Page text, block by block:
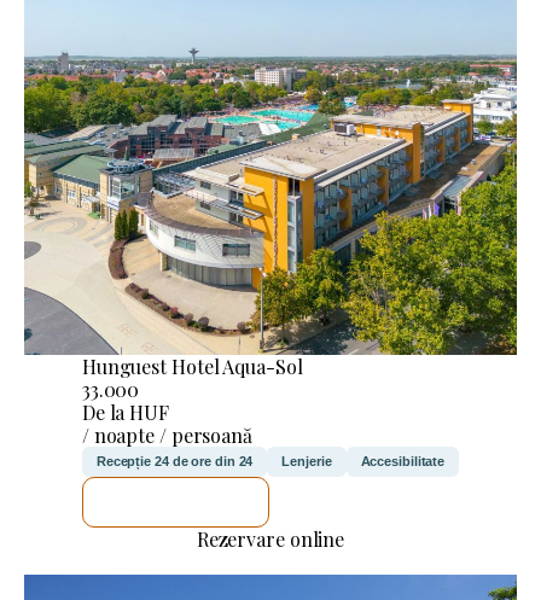
Hunguest Hotel Aqua-Sol
33.000
De la HUF
/ noapte / persoană
Recepție 24 de ore din 24 Lenjerie Accesibilitate
Rezervare online